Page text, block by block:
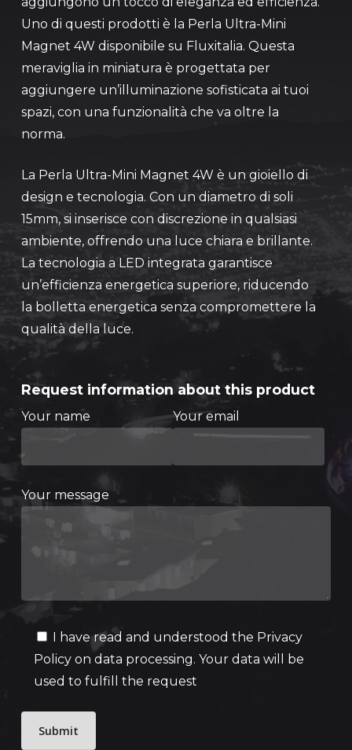
Uno di questi prodotti è la Perla Ultra-Mini
Magnet 4W disponibile su Fluxitalia. Questa
meraviglia in miniatura è progettata per
aggiungere un’illuminazione sofisticata ai tuoi
spazi, con una funzionalità che va oltre la
norma.
La Perla Ultra-Mini Magnet 4W è un gioiello di
design e tecnologia. Con un diametro di soli
15mm, si inserisce con discrezione in qualsiasi
ambiente, offrendo una luce chiara e brillante.
La tecnologia a LED integrata garantisce
un’efficienza energetica superiore, riducendo
la bolletta energetica senza compromettere la
qualità della luce.
Request information about this product
Your name Your email
Your message
I have read and understood the Privacy
Policy on data processing. Your data will be
used to fulfill the request